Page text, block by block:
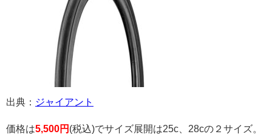
出典： ジャイアント
価格は5,500円 (税込)でサイズ展開は25c、28cの２サイズ。